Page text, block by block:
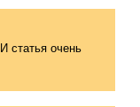
статья очень